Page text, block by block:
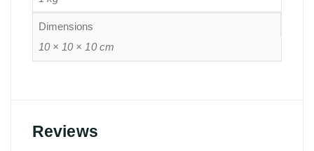
Dimensions
10 × 10 × 10 cm
Reviews